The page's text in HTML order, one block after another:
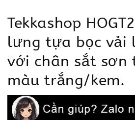
Tekkashop
lưng tựa bọc vải
với chân sắt sơn
màu trắng/kem.